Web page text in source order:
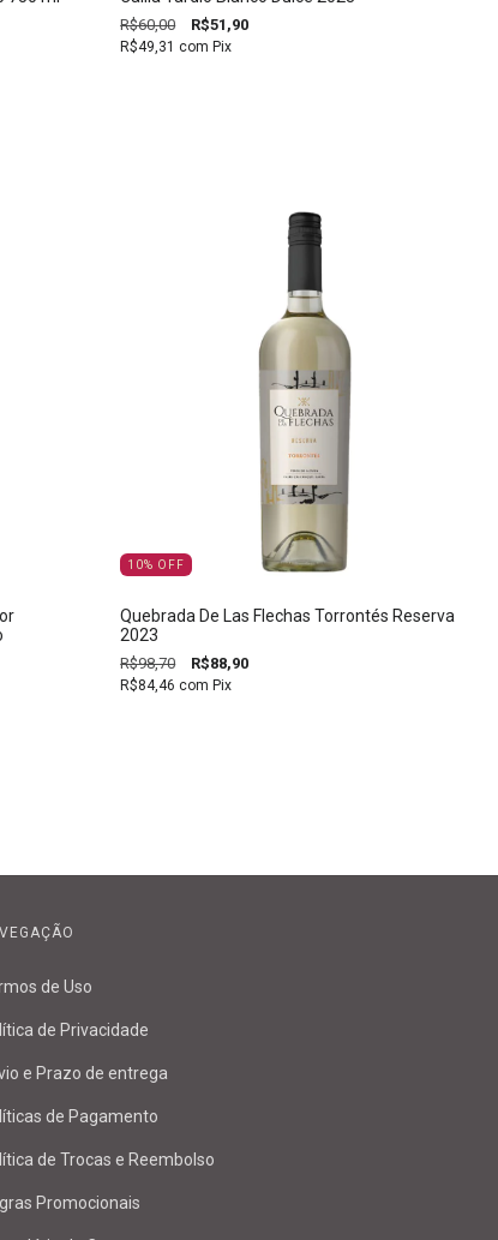
R$60,00 R$51,90
R$49,31com Pix
10% OFF
Quebrada De Las Flechas Torrontés Reserva
2023
R$98,70 R$88,90
R$84,46com Pix
de Uso
de Privacidade
e Prazo de entrega
de Pagamento
de Trocas e Reembolso
Promocionais